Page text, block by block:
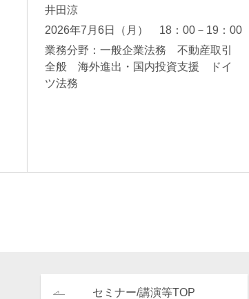
井田涼
2026年7月6日（月） 18：00－19：00
業務分野：一般企業法務 不動産取引
全般 海外進出・国内投資支援 ドイ
ツ法務
セミナー/講演等TOP